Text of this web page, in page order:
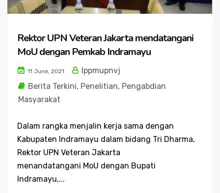
Rektor UPN Veteran Jakarta mendatangani
MoU dengan Pemkab Indramayu
11 June, 2021
lppmupnvj
Berita Terkini, Penelitian, Pengabdian
Masyarakat
Dalam rangka menjalin kerja sama dengan
Kabupaten Indramayu dalam bidang Tri Dharma,
Rektor UPN Veteran Jakarta
menandatangani MoU dengan Bupati
Indramayu,...